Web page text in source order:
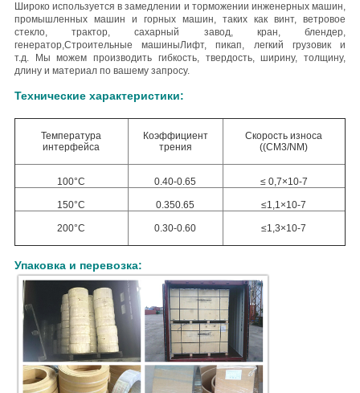
Широко используется в замедлении и торможении инженерных машин,
промышленных машин и горных машин, таких как винт, ветровое
стекло, трактор, сахарный завод, кран, блендер,
генератор,Строительные машиныЛифт, пикап, легкий грузовик и
т.д.
Мы можем производить гибкость, твердость, ширину, толщину,
длину и материал по вашему запросу.
Технические характеристики:
Температура
интерфейса
Коэффициент
трения
Скорость износа
((CM3/NM)
100°С 0.40-0.65 ≤ 0,7×10-7
150°С 0.350.65 ≤1,1×10-7
200°С 0.30-0.60 ≤1,3×10-7
Упаковка и перевозка: